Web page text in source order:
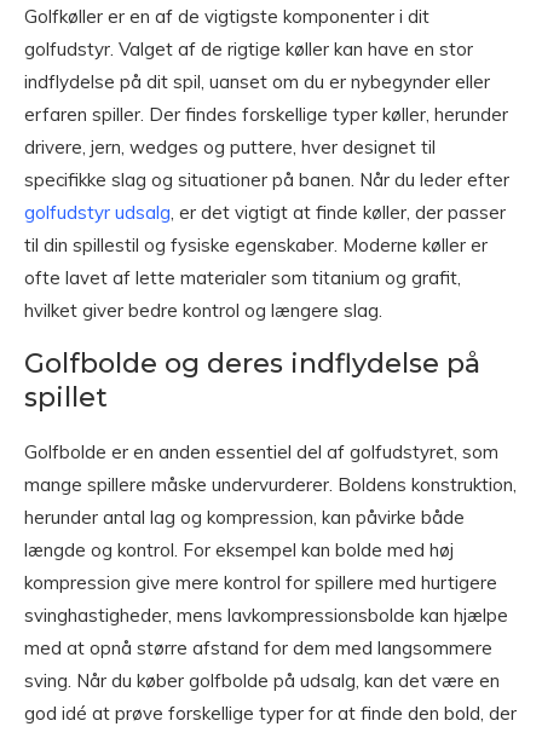
Golfkøller er en af de vigtigste komponenter i dit
golfudstyr. Valget af de rigtige køller kan have en stor
indflydelse på dit spil, uanset om du er nybegynder eller
erfaren spiller. Der findes forskellige typer køller, herunder
drivere, jern, wedges og puttere, hver designet til
specifikke slag og situationer på banen. Når du leder efter
golfudstyr udsalg, er det vigtigt at finde køller, der passer
til din spillestil og fysiske egenskaber. Moderne køller er
ofte lavet af lette materialer som titanium og grafit,
hvilket giver bedre kontrol og længere slag.
Golfbolde og deres indflydelse på
spillet
Golfbolde er en anden essentiel del af golfudstyret, som
mange spillere måske undervurderer. Boldens konstruktion,
herunder antal lag og kompression, kan påvirke både
længde og kontrol. For eksempel kan bolde med høj
kompression give mere kontrol for spillere med hurtigere
svinghastigheder, mens lavkompressionsbolde kan hjælpe
med at opnå større afstand for dem med langsommere
sving. Når du køber golfbolde på udsalg, kan det være en
god idé at prøve forskellige typer for at finde den bold, der